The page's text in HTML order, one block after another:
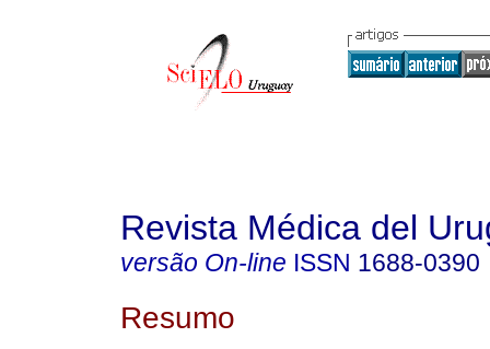
Revista Médica del
versão On-line ISSN 1688-0390
Resumo